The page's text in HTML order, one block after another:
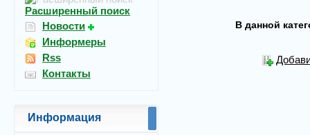
В данной
Расширенный поиск
Новости
Информеры
Rss
Контакты
Информация